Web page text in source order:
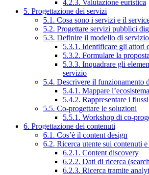
4.2.3. Valutazione euristica
5. Progettazione dei servizi
5.1. Cosa sono i servizi e il
5.2. Progettare servizi pubblici
5.3. Definire il modello di servizio
5.3.1. Identificare gli attori
5.3.2. Formulare la
5.3.3. Inquadrare gli
servizio
5.4. Descrivere il funzionamento
5.4.1. Mappare l’ecosistema
5.4.2. Rappresentare i
5.5. Co-progettare le soluzioni
5.5.1. Workshop di co-
6. Progettazione dei contenuti
6.1. Cos’è il content design
6.2. Ricerca utente sui contenuti
6.2.1. Content discovery
6.2.2. Dati di ricerca
6.2.3. Ricerca tramite